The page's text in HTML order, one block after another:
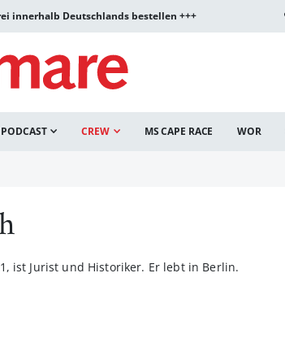
innerhalb Deutschlands bestellen +++
CREW MS CAPE RACE WOR
ist Jurist und Historiker. Er lebt in Berlin.